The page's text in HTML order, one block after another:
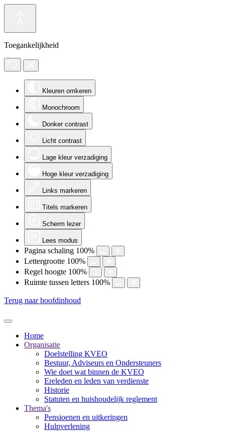
Toegankelijkheid
Kleuren omkeren
Monochroom
Donker contrast
Licht contrast
Lage kleur verzadiging
Hoge kleur verzadiging
Links markeren
Titels markeren
Scherm lezer
Lees modus
Pagina schaling 100%
Lettergrootte 100%
Regel hoogte 100%
Ruimte tussen letters 100%
Terug naar hoofdinhoud
Home
Organisatie
Doelstelling KVEO
Bestuur, Adviseurs en Ondersteuners
Wie doet wat binnen de KVEO
Ereleden en leden van verdienste
Historie
Statuten en huishoudelijk reglement
Thema's
Pensioenen en uitkeringen
Hulpverlening